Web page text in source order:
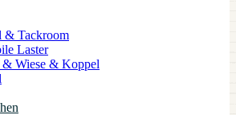
& Tackroom
Laster
Wiese & Koppel